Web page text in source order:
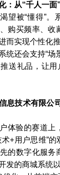
：从“千人一面
望被“懂得”。
、购买频率、
而实现个性化推
统还会支持“场
送礼品，让用
息技术有限公司
体验的赛道上
术+用户思维”
的数字化服务
发的商城系统